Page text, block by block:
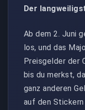
Der
Ab dem 2. Juni
los, und das
Preisgelder der
bis du merkst,
ganz anderen
auf den